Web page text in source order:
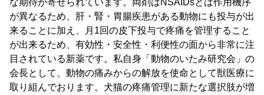
が異なるため、肝・腎・胃腸疾患がある動物にも投与が出
来ることに加え、月1回の皮下投与で疼痛を管理すること
が出来るため、有効性・安全性・利便性の面から非常に注
目されている新薬です。私自身「動物のいたみ研究会」の
会長として、動物の痛みからの解放を使命として獣医療に
取り組んでおります。犬猫の疼痛管理に新たな選択肢が増